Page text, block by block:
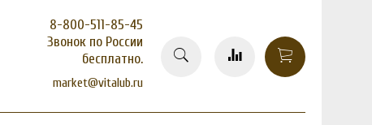
8-800-511-85-45
Звонок по России
бесплатно.
market@vitalub.ru